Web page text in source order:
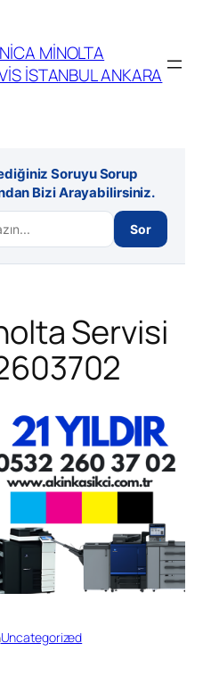
MİNOLTA
İSTANBUL ANKARA
Soruyu Sorup
Bizi Arayabilirsiniz.
Sor
Servisi
Uncategorized